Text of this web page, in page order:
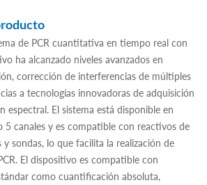
de PCR cuantitativa en tiempo real con
ha alcanzado niveles avanzados en
corrección de interferencias de múltiples
a tecnologías innovadoras de adquisición
espectral. El sistema está disponible en
5 canales y es compatible con reactivos de
y sondas, lo que facilita la realización de
El dispositivo es compatible con
como cuantificación absoluta,